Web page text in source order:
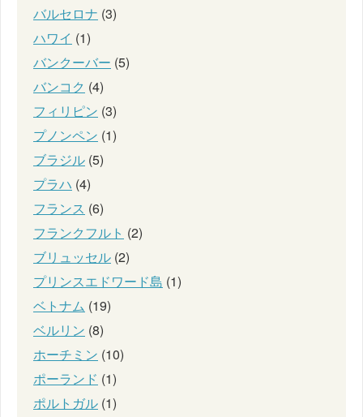
バルセロナ (3)
ハワイ (1)
バンクーバー (5)
バンコク (4)
フィリピン (3)
プノンペン (1)
ブラジル (5)
プラハ (4)
フランス (6)
フランクフルト (2)
ブリュッセル (2)
プリンスエドワード島 (1)
ベトナム (19)
ベルリン (8)
ホーチミン (10)
ポーランド (1)
ポルトガル (1)